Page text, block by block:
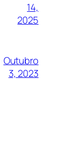
14,
2025
Outubro
3, 2023